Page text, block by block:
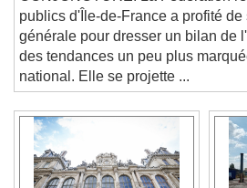
CONJONCTURE. La Fédération
publics d'Île-de-France a profité de
générale pour dresser un bilan de
des tendances un peu plus
national. Elle se projette ...